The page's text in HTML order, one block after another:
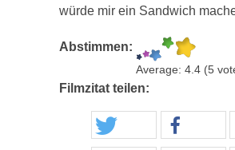
würde mir ein Sandwich
Abstimmen:
Average: 4.4 (5
Filmzitat teilen: